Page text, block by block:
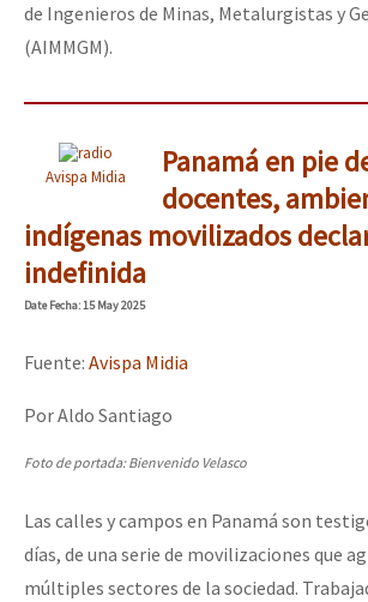
de Ingenieros de Minas, Metalurgistas y
(AIMMGM).
Avispa Midia
Panamá en pie
docentes,
indígenas movilizados
indefinida
DateFecha: 15 May 2025
Fuente: Avispa Midia
Por Aldo Santiago
Foto de portada: Bienvenido Velasco
Las calles y campos en Panamá son
días, de una serie de movilizaciones que
múltiples sectores de la sociedad.